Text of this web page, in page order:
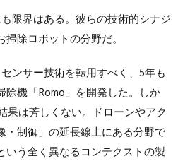
限界はある。彼らの技術的シナジ
除ロボットの分野だ。
ンサー技術を転用すべく、5年も
除機「Romo」を開発した。しか
果は芳しくない。ドローンやアク
・制御」の延長線上にある分野で
いう全く異なるコンテクストの製